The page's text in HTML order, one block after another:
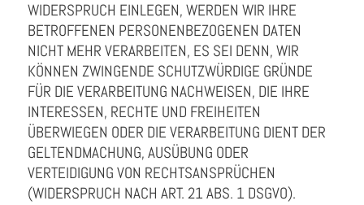
WIDERSPRUCH EINLEGEN, WERDEN WIR IHRE
BETROFFENEN PERSONENBEZOGENEN DATEN
NICHT MEHR VERARBEITEN, ES SEI DENN, WIR
KÖNNEN ZWINGENDE SCHUTZWÜRDIGE GRÜNDE
FÜR DIE VERARBEITUNG NACHWEISEN, DIE IHRE
INTERESSEN, RECHTE UND FREIHEITEN
ÜBERWIEGEN ODER DIE VERARBEITUNG DIENT DER
GELTENDMACHUNG, AUSÜBUNG ODER
VERTEIDIGUNG VON RECHTSANSPRÜCHEN
(WIDERSPRUCH NACH ART. 21 ABS. 1 DSGVO).